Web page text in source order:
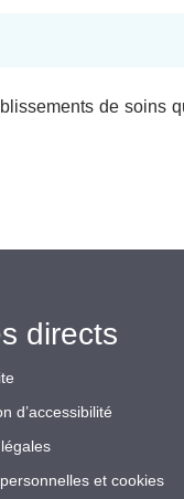
de soins
directs
d’accessibilité
et cookies